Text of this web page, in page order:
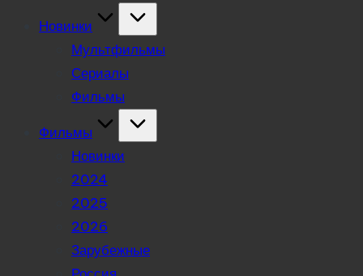
Новинки
Мультфильмы
Сериалы
Фильмы
Фильмы
Новинки
2024
2025
2026
Зарубежные